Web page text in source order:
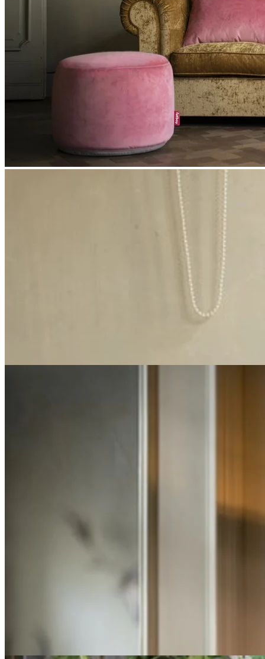
Metallicap, så du nemt kan variere udseendet på lampen. Metallicap
Fatboy har et bredt udvalg af indretningstekstiler, og som altid bliver